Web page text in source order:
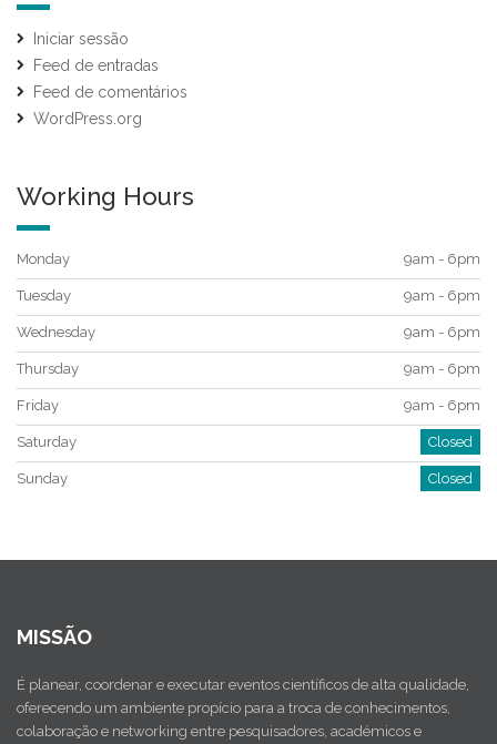
Iniciar sessão
Feed de entradas
Feed de comentários
WordPress.org
Working Hours
Monday 9am - 6pm
Tuesday 9am - 6pm
Wednesday 9am - 6pm
Thursday 9am - 6pm
Friday 9am - 6pm
Saturday Closed
Sunday Closed
MISSÃO
É planear, coordenar e executar eventos científicos de alta qualidade,
oferecendo um ambiente propício para a troca de conhecimentos,
colaboração e networking entre pesquisadores, académicos e